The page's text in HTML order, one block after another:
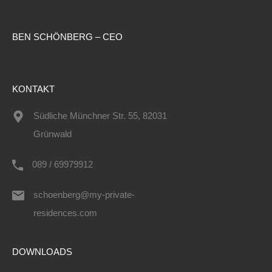
BEN SCHÖNBERG – CEO
KONTAKT
Südliche Münchner Str. 55, 82031
Grünwald
089 / 69979912
schoenberg@my-private-
residences.com
DOWNLOADS